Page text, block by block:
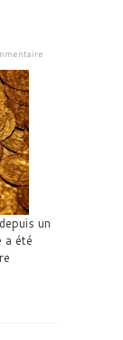
un
a été